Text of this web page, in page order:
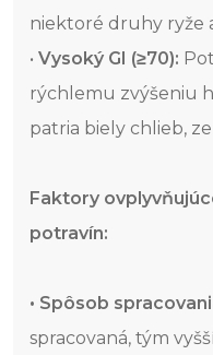
niektoré druhy ryže
• Vysoký GI (≥70):
rýchlemu zvýšeniu
patria biely chlieb,
Faktory
potravín:
• Spôsob
spracovaná, tým